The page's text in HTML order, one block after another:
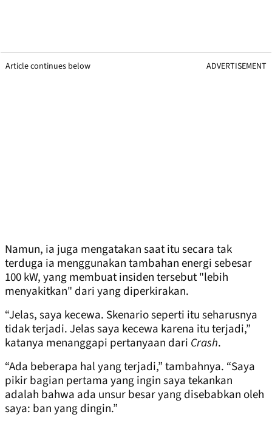
Article continues below ADVERTISEMENT
Namun, ia juga mengatakan saat itu secara tak
terduga ia menggunakan tambahan energi sebesar
100 kW, yang membuat insiden tersebut "lebih
menyakitkan" dari yang diperkirakan.
“Jelas, saya kecewa. Skenario seperti itu seharusnya
tidak terjadi. Jelas saya kecewa karena itu terjadi,”
katanya menanggapi pertanyaan dari Crash.
“Ada beberapa hal yang terjadi,” tambahnya. “Saya
pikir bagian pertama yang ingin saya tekankan
adalah bahwa ada unsur besar yang disebabkan oleh
saya: ban yang dingin.”